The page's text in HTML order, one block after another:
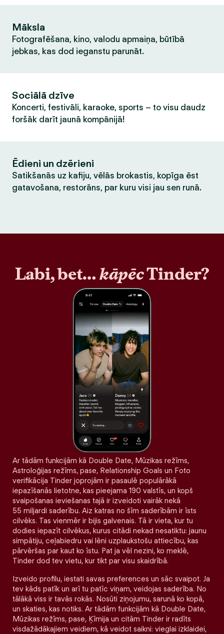
Māksla
Fotografēšana, kino, valodu apmaiņa, būtībā
jebkas, kas dod ieganstu parunāt.
Sociālā dzīve
Koncerti, festivāli, karaoke, sports – to visu daudz
foršāk darīt jaunā kompānijā!
Ēdieni un dzērieni
Satikšanās uz kafiju, vēlās brokastis, kopīga ēst
gatavošana, restorāns, par kuru visi jau sen runā.
Labi, bet…kāpēcTinder?
Ar tādām funkcijām kā Double Date, Mūzikas režīms,
Astroloģijas režīms, pase, Relationship Goals un Foto
verifikācija Tinder joprojām ir pasaulē populārākā
iepazīšanās lietotne, kas pieejama 190 valstīs, un kopš
svaipošanas ieviešanas tajā ir izveidoti vairāk nekā
55 miljardi saderību. Aiz katras no šīm saderībām ir īsts
cilvēks. Tas vienmēr ir bijis galvenais. Tā ir vieta, kur tu
dodies iepazīt cilvēkus, kurus citādi nekad nesatiktu: jaunu
simpātiju, ceļabiedru vai lēni uzplaukstošu attiecību, kas
pārvēršas par kaut ko īstu. Pat ja vēl nezini, ko meklē,
Tinder dod tev vietu, kur tikt par visu skaidrībā.
Izveido profilu, iestati savas preferences un sāc svaipot. Ja
tev kāds patīk un arī tu patīc viņam, veidojas saderība. No
tālākā viss ir tavās rokās. Nosūti ziņojumu, sarunā ko kopā,
un skaties, kas notiks. Ar tādām funkcijām kā Double Date,
Mūzikas režīms, pase, Ķīmija un citām Tinder ir radīts
visdažādākajiem veidiem, kā veidot saikni: vieglai izklaidei,